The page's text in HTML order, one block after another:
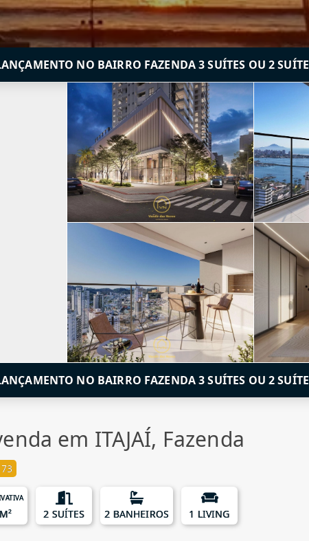
NO BAIRRO FAZENDA 3 SUÍTES OU 2
NO BAIRRO FAZENDA 3 SUÍTES OU 2
em ITAJAÍ, Fazenda
2 SUÍTES 2 BANHEIROS 1 LIVING